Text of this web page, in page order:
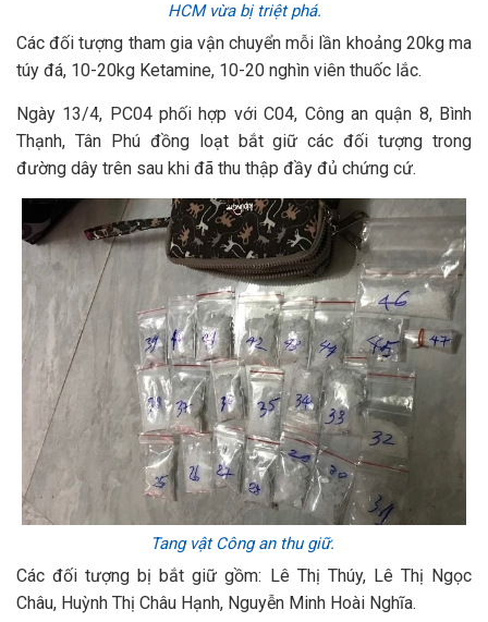
HCM vừa bị triệt phá.
Các đối tượng tham gia vận chuyển mỗi lần khoảng 20kg ma
túy đá, 10-20kg Ketamine, 10-20 nghìn viên thuốc lắc.
Ngày 13/4, PC04 phối hợp với C04, Công an quận 8, Bình
Thạnh, Tân Phú đồng loạt bắt giữ các đối tượng trong
đường dây trên sau khi đã thu thập đầy đủ chứng cứ.
Tang vật Công an thu giữ.
Các đối tượng bị bắt giữ gồm: Lê Thị Thúy, Lê Thị Ngọc
Châu, Huỳnh Thị Châu Hạnh, Nguyễn Minh Hoài Nghĩa.